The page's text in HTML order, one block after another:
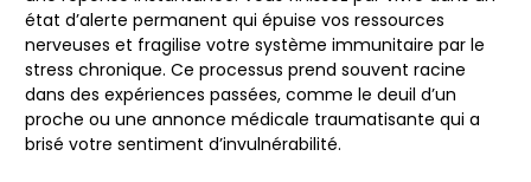
état d’alerte permanent qui épuise vos ressources
nerveuses et fragilise votre système immunitaire par le
stress chronique. Ce processus prend souvent racine
dans des expériences passées, comme le deuil d’un
proche ou une annonce médicale traumatisante qui a
brisé votre sentiment d’invulnérabilité.